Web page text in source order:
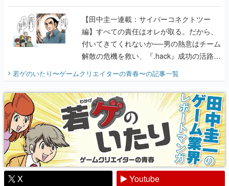
に行って、より理解を深めよう【PR】
【田中圭一連載：サイバーコネクトツー
編】すべての責任はオレが取る。だから、
付いてきてくれないか──男の熱意はチーム
解散の危機を救い、『.hack』成功の活路を
開く。業界の快男児・松山 洋に流れる血は
『少年ジャンプ』色だった【若ゲのいた
り】
若ゲのいたり〜ゲームクリエイターの青春〜の記事一覧
X
Youtube